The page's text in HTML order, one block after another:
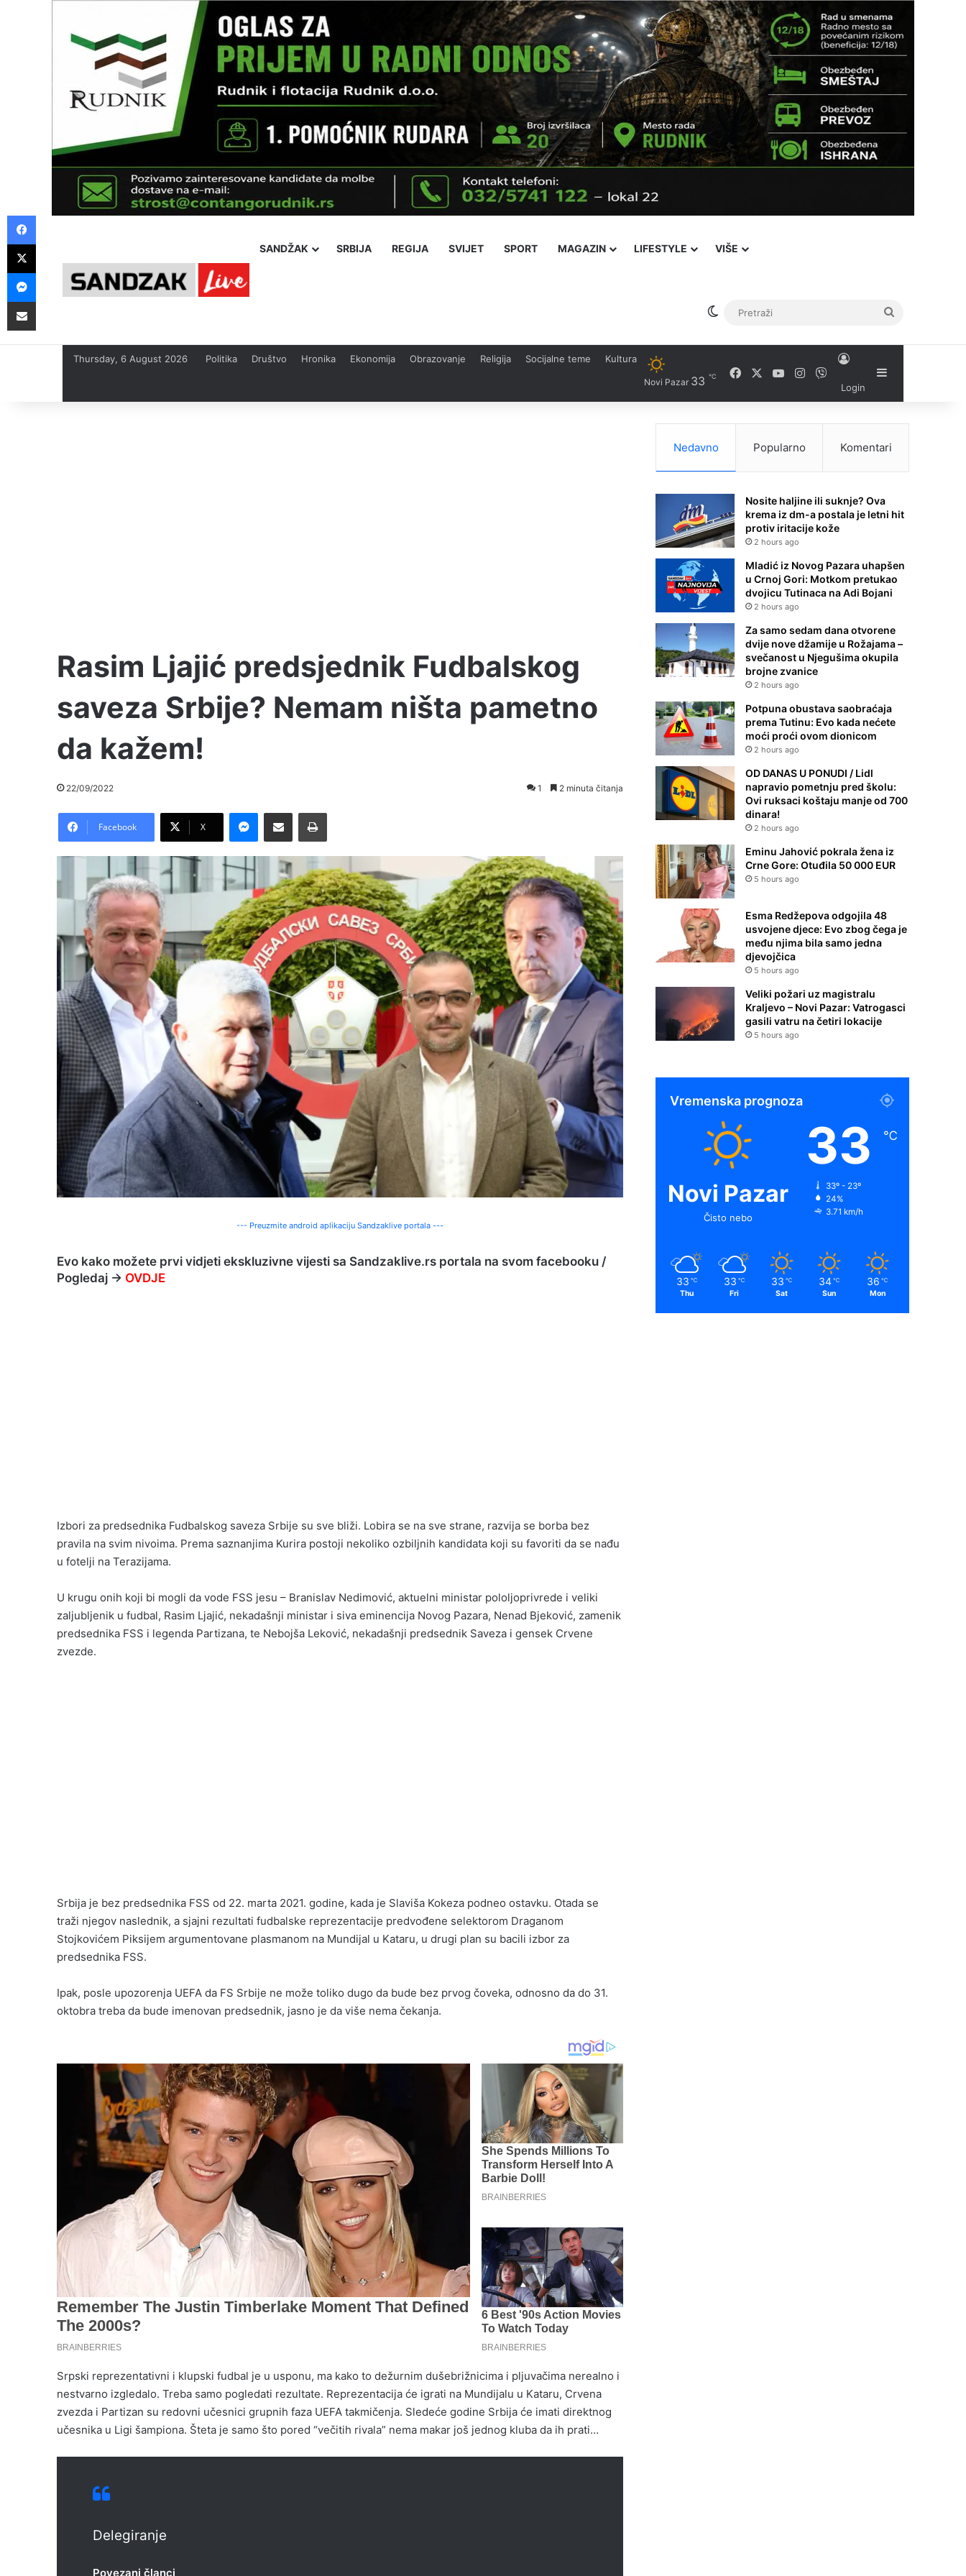
SANDŽAK SRBIJA REGIJA SVIJET SPORT MAGAZIN LIFESTYLE VIŠE
Switch skin
Thursday, 6 August 2026 Politika Društvo Hronika Ekonomija Obrazovanje Religija Socijalne teme Kultura
Novi Pazar 33 ℃ FacebookYouTubeInstagram
Viber
Login
Sidebar
Rasim Ljajić predsjednik Fudbalskog
saveza Srbije? Nemam ništa pametno
da kažem!
22/09/2022 1 2 minuta čitanja
Facebook X
Messenger
Pošalji preko E-Maila Printaj
--- Preuzmite android aplikaciju Sandzaklive portala ---
Evo kako možete prvi vidjeti ekskluzivne vijesti sa Sandzaklive.rs portala na svom facebooku /
Pogledaj → OVDJE
Izbori za predsednika Fudbalskog saveza Srbije su sve bliži. Lobira se na sve strane, razvija se borba bez
pravila na svim nivoima. Prema saznanjima Kurira postoji nekoliko ozbiljnih kandidata koji su favoriti da se nađu
u fotelji na Terazijama.
U krugu onih koji bi mogli da vode FSS jesu – Branislav Nedimović, aktuelni ministar pololjoprivrede i veliki
zaljubljenik u fudbal, Rasim Ljajić, nekadašnji ministar i siva eminencija Novog Pazara, Nenad Bjeković, zamenik
predsednika FSS i legenda Partizana, te Nebojša Leković, nekadašnji predsednik Saveza i gensek Crvene
zvezde.
Srbija je bez predsednika FSS od 22. marta 2021. godine, kada je Slaviša Kokeza podneo ostavku. Otada se
traži njegov naslednik, a sjajni rezultati fudbalske reprezentacije predvođene selektorom Draganom
Stojkovićem Piksijem argumentovane plasmanom na Mundijal u Kataru, u drugi plan su bacili izbor za
predsednika FSS.
Ipak, posle upozorenja UEFA da FS Srbije ne može toliko dugo da bude bez prvog čoveka, odnosno da do 31.
oktobra treba da bude imenovan predsednik, jasno je da više nema čekanja.
Srpski reprezentativni i klupski fudbal je u usponu, ma kako to dežurnim dušebrižnicima i pljuvačima nerealno i
nestvarno izgledalo. Treba samo pogledati rezultate. Reprezentacija će igrati na Mundijalu u Kataru, Crvena
zvezda i Partizan su redovni učesnici grupnih faza UEFA takmičenja. Sledeće godine Srbija će imati direktnog
učesnika u Ligi šampiona. Šteta je samo što pored “večitih rivala” nema makar još jednog kluba da ih prati…
Delegiranje
Povezani članci
Nedavno Popularno Komentari
Nosite haljine ili suknje? Ova
krema iz dm-a postala je letni hit
protiv iritacije kože
2 hours ago
Mladić iz Novog Pazara uhapšen
u Crnoj Gori: Motkom pretukao
dvojicu Tutinaca na Adi Bojani
2 hours ago
Za samo sedam dana otvorene
dvije nove džamije u Rožajama –
svečanost u Njegušima okupila
brojne zvanice
2 hours ago
Potpuna obustava saobraćaja
prema Tutinu: Evo kada nećete
moći proći ovom dionicom
2 hours ago
OD DANAS U PONUDI / Lidl
napravio pometnju pred školu:
Ovi ruksaci koštaju manje od 700
dinara!
2 hours ago
Eminu Jahović pokrala žena iz
Crne Gore: Otuđila 50 000 EUR
5 hours ago
Esma Redžepova odgojila 48
usvojene djece: Evo zbog čega je
među njima bila samo jedna
djevojčica
5 hours ago
Veliki požari uz magistralu
Kraljevo – Novi Pazar: Vatrogasci
gasili vatru na četiri lokacije
5 hours ago
Vremenska prognoza
Novi Pazar
Čisto nebo
33 ℃
33º - 23º
24%
3.71 km/h
33 ℃
Thu
33 ℃
Fri
33 ℃
Sat
34 ℃
Sun
36 ℃
Mon
Facebook
X
Messenger
Pošalji preko E-Maila